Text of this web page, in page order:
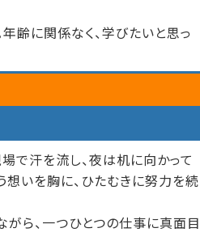
齢に関係なく、学びたいと思っ
で汗を流し、夜は机に向かって
想いを胸に、ひたむきに努力を続
ら、一つひとつの仕事に真面目